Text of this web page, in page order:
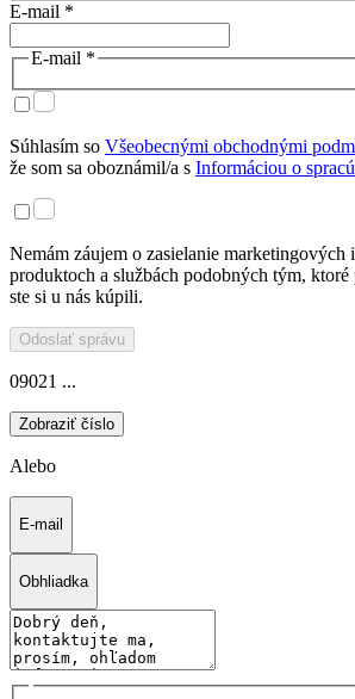
E-mail *
E-mail *
Súhlasím so Všeobecnými obchodnými
že som sa oboznámil/a s Informáciou o
Nemám záujem o zasielanie marketingových
produktoch a službách podobných tým, ktoré
ste si u nás kúpili.
Odoslať správu
09021 ...
Zobraziť číslo
Alebo
E-mail
Obhliadka